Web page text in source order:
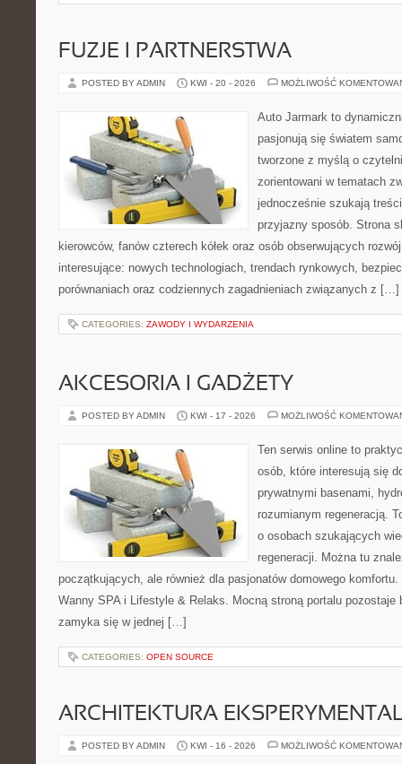
FUZJE I PARTNERSTWA
POSTED BY ADMIN KWI - 20 - 2026 MOŻLIWOŚĆ
Auto Jarmark to
pasjonują się światem
tworzone z myślą o
zorientowani w tematach
jednocześnie szukają
przyjazny sposób. Strona
kierowców, fanów czterech kółek oraz osób obserwujących
interesujące: nowych technologiach, trendach rynkowych,
porównaniach oraz codziennych zagadnieniach związanych z […]
CATEGORIES: ZAWODY I WYDARZENIA
AKCESORIA I GADŻETY
POSTED BY ADMIN KWI - 17 - 2026 MOŻLIWOŚĆ
Ten serwis online to
osób, które interesują się
prywatnymi basenami,
rozumianym regeneracją.
o osobach szukających
regeneracji. Można tu
początkujących, ale również dla pasjonatów domowego
Wanny SPA i Lifestyle & Relaks. Mocną stroną portalu pozostaje
zamyka się w jednej […]
CATEGORIES: OPEN SOURCE
ARCHITEKTURA
POSTED BY ADMIN KWI - 16 - 2026 MOŻLIWOŚĆ